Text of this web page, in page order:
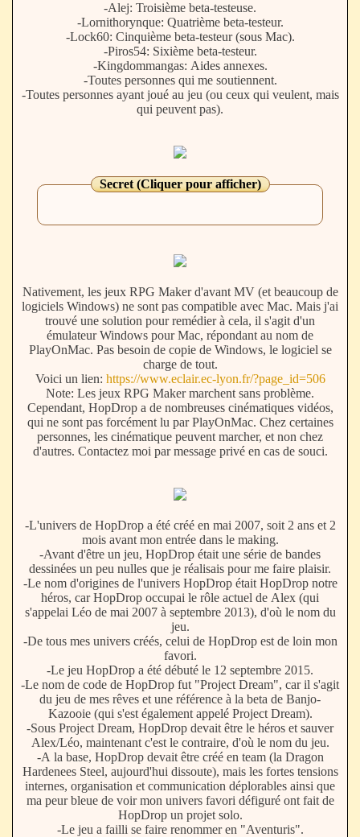
-Alej: Troisième beta-testeuse.
-Lornithorynque: Quatrième beta-testeur.
-Lock60: Cinquième beta-testeur (sous Mac).
-Piros54: Sixième beta-testeur.
-Kingdommangas: Aides annexes.
-Toutes personnes qui me soutiennent.
-Toutes personnes ayant joué au jeu (ou ceux qui veulent, mais
qui peuvent pas).
Secret (Cliquer pour afficher)
Nativement, les jeux RPG Maker d'avant MV (et beaucoup de
logiciels Windows) ne sont pas compatible avec Mac. Mais j'ai
trouvé une solution pour remédier à cela, il s'agit d'un
émulateur Windows pour Mac, répondant au nom de
PlayOnMac. Pas besoin de copie de Windows, le logiciel se
charge de tout.
Voici un lien: https://www.eclair.ec-lyon.fr/?page_id=506
Note: Les jeux RPG Maker marchent sans problème.
Cependant, HopDrop a de nombreuses cinématiques vidéos,
qui ne sont pas forcément lu par PlayOnMac. Chez certaines
personnes, les cinématique peuvent marcher, et non chez
d'autres. Contactez moi par message privé en cas de souci.
-L'univers de HopDrop a été créé en mai 2007, soit 2 ans et 2
mois avant mon entrée dans le making.
-Avant d'être un jeu, HopDrop était une série de bandes
dessinées un peu nulles que je réalisais pour me faire plaisir.
-Le nom d'origines de l'univers HopDrop était HopDrop notre
héros, car HopDrop occupai le rôle actuel de Alex (qui
s'appelai Léo de mai 2007 à septembre 2013), d'où le nom du
jeu.
-De tous mes univers créés, celui de HopDrop est de loin mon
favori.
-Le jeu HopDrop a été débuté le 12 septembre 2015.
-Le nom de code de HopDrop fut "Project Dream", car il s'agit
du jeu de mes rêves et une référence à la beta de Banjo-
Kazooie (qui s'est également appelé Project Dream).
-Sous Project Dream, HopDrop devait être le héros et sauver
Alex/Léo, maintenant c'est le contraire, d'où le nom du jeu.
-A la base, HopDrop devait être créé en team (la Dragon
Hardenees Steel, aujourd'hui dissoute), mais les fortes tensions
internes, organisation et communication déplorables ainsi que
ma peur bleue de voir mon univers favori défiguré ont fait de
HopDrop un projet solo.
-Le jeu a failli se faire renommer en "Aventuris".